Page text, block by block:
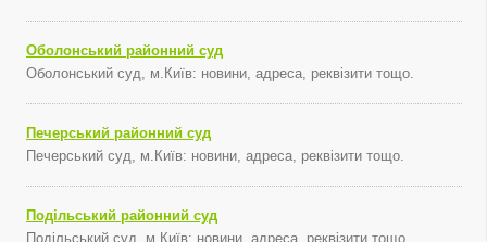
Оболонський районний суд
Оболонський суд, м.Київ: новини, адреса, реквізити тощо.
Печерський районний суд
Печерський суд, м.Київ: новини, адреса, реквізити тощо.
Подільський районний суд
Подільський суд, м.Київ: новини, адреса, реквізити тощо.